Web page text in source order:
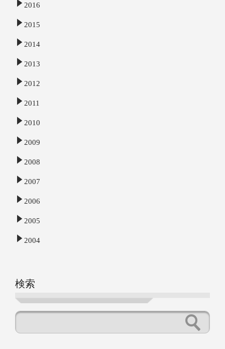
2016
2015
2014
2013
2012
2011
2010
2009
2008
2007
2006
2005
2004
検索